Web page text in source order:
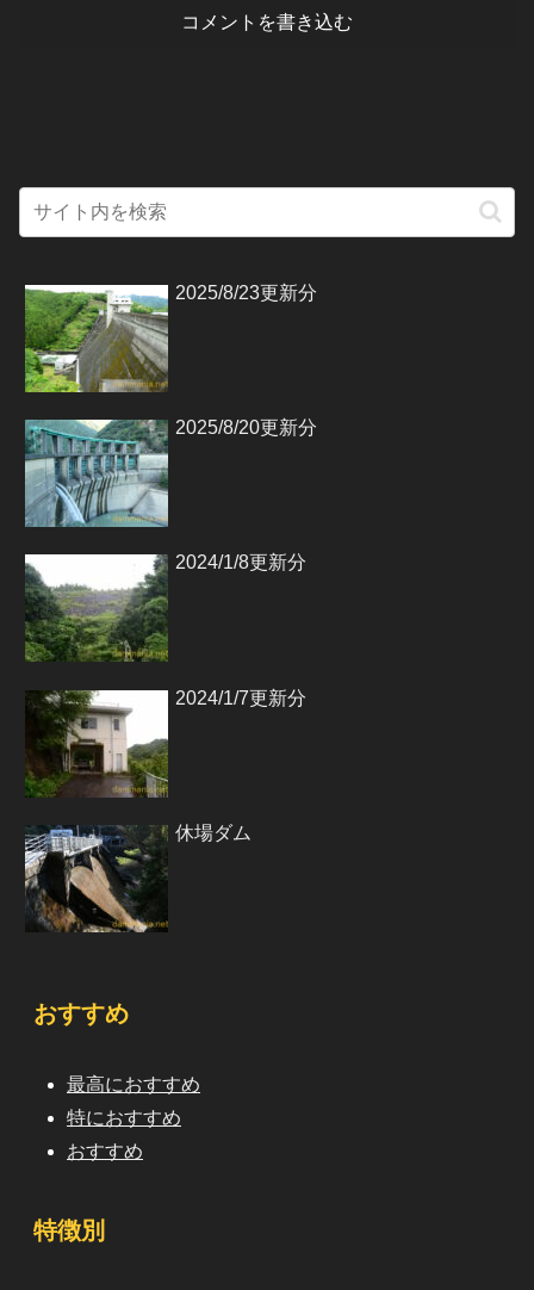
コメントを書き込む
2025/8/23更新分
2025/8/20更新分
2024/1/8更新分
2024/1/7更新分
休場ダム
おすすめ
最高におすすめ
特におすすめ
おすすめ
特徴別